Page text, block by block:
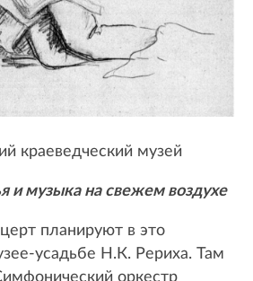
краеведческий музей
и музыка на свежем воздухе
планируют в это
усадьбе Н.К. Рериха. Там
оркестр